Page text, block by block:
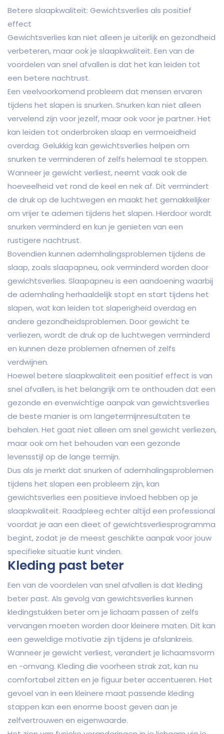
Betere slaapkwaliteit: Gewichtsverlies als positief
effect
Gewichtsverlies kan niet alleen je uiterlijk en gezondheid
verbeteren, maar ook je slaapkwaliteit. Een van de
voordelen van snel afvallen is dat het kan leiden tot
een betere nachtrust.
Een veelvoorkomend probleem dat mensen ervaren
tijdens het slapen is snurken. Snurken kan niet alleen
vervelend zijn voor jezelf, maar ook voor je partner. Het
kan leiden tot onderbroken slaap en vermoeidheid
overdag. Gelukkig kan gewichtsverlies helpen om
snurken te verminderen of zelfs helemaal te stoppen.
Wanneer je gewicht verliest, neemt vaak ook de
hoeveelheid vet rond de keel en nek af. Dit vermindert
de druk op de luchtwegen en maakt het gemakkelijker
om vrijer te ademen tijdens het slapen. Hierdoor wordt
snurken verminderd en kun je genieten van een
rustigere nachtrust.
Bovendien kunnen ademhalingsproblemen tijdens de
slaap, zoals slaapapneu, ook verminderd worden door
gewichtsverlies. Slaapapneu is een aandoening waarbij
de ademhaling herhaaldelijk stopt en start tijdens het
slapen, wat kan leiden tot slaperigheid overdag en
andere gezondheidsproblemen. Door gewicht te
verliezen, wordt de druk op de luchtwegen verminderd
en kunnen deze problemen afnemen of zelfs
verdwijnen.
Hoewel betere slaapkwaliteit een positief effect is van
snel afvallen, is het belangrijk om te onthouden dat een
gezonde en evenwichtige aanpak van gewichtsverlies
de beste manier is om langetermijnresultaten te
behalen. Het gaat niet alleen om snel gewicht verliezen,
maar ook om het behouden van een gezonde
levensstijl op de lange termijn.
Dus als je merkt dat snurken of ademhalingsproblemen
tijdens het slapen een probleem zijn, kan
gewichtsverlies een positieve invloed hebben op je
slaapkwaliteit. Raadpleeg echter altijd een professional
voordat je aan een dieet of gewichtsverliesprogramma
begint, zodat je de meest geschikte aanpak voor jouw
specifieke situatie kunt vinden.
Kleding past beter
Een van de voordelen van snel afvallen is dat kleding
beter past. Als gevolg van gewichtsverlies kunnen
kledingstukken beter om je lichaam passen of zelfs
vervangen moeten worden door kleinere maten. Dit kan
een geweldige motivatie zijn tijdens je afslankreis.
Wanneer je gewicht verliest, verandert je lichaamsvorm
en -omvang. Kleding die voorheen strak zat, kan nu
comfortabel zitten en je figuur beter accentueren. Het
gevoel van in een kleinere maat passende kleding
stappen kan een enorme boost geven aan je
zelfvertrouwen en eigenwaarde.